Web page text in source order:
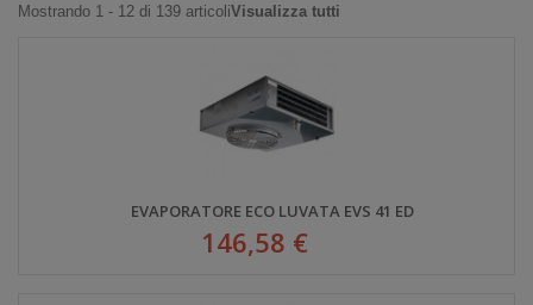
Mostrando 1 - 12 di 139 articoliVisualizza tutti
EVAPORATORE ECO LUVATA EVS 41 ED
146,58 €